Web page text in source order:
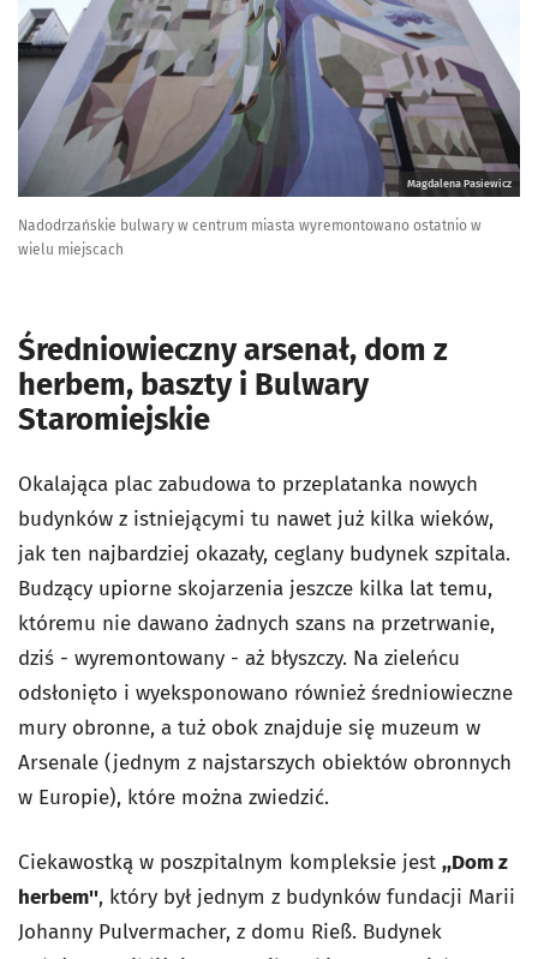
Magdalena Pasiewicz
Nadodrzańskie bulwary w centrum miasta wyremontowano ostatnio w
wielu miejscach
Średniowieczny arsenał, dom z
herbem, baszty i Bulwary
Staromiejskie
Okalająca plac zabudowa to przeplatanka nowych
budynków z istniejącymi tu nawet już kilka wieków,
jak ten najbardziej okazały, ceglany budynek szpitala.
Budzący upiorne skojarzenia jeszcze kilka lat temu,
któremu nie dawano żadnych szans na przetrwanie,
dziś - wyremontowany - aż błyszczy. Na zieleńcu
odsłonięto i wyeksponowano również średniowieczne
mury obronne, a tuż obok znajduje się muzeum w
Arsenale (jednym z najstarszych obiektów obronnych
w Europie), które można zwiedzić.
Ciekawostką w poszpitalnym kompleksie jest ,,Dom z
herbem'', który był jednym z budynków fundacji Marii
Johanny Pulvermacher, z domu Rieß. Budynek